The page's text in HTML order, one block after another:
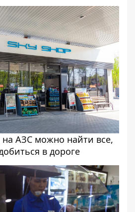
АЗС можно найти все,
в дороге